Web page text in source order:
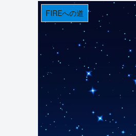
FIREへの道